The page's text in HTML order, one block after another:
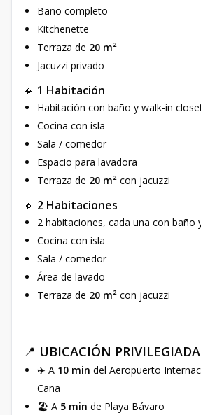
Baño completo
Kitchenette
Terraza de 20 m²
Jacuzzi privado
🔸 1 Habitación
Habitación con baño y walk-in
Cocina con isla
Sala / comedor
Espacio para lavadora
Terraza de 20 m² con jacuzzi
🔸 2 Habitaciones
2 habitaciones, cada una con baño
Cocina con isla
Sala / comedor
Área de lavado
Terraza de 20 m² con jacuzzi
📍 UBICACIÓN PRIVILEGIADA
✈️ A 10 min del Aeropuerto
Cana
🏖️ A 5 min de Playa Bávaro